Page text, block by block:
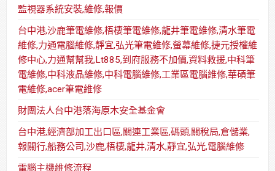
監視器系統安裝,維修,報價
台中港,沙鹿筆電維修,梧棲筆電維修,龍井筆電維修,清水筆電
維修,力通電腦維修,靜宜,弘光筆電維修,螢幕維修,捷元授權維
修中心,力通幫幫我,Lt885,到府服務不加價,資料救援,中科筆
電維修,中科液晶維修,中科電腦維修,工業區電腦維修,華碩筆
電維修,acer筆電維修
財團法人台中港落海原木安全基金會
台中港,經濟部加工出口區,關連工業區,碼頭,關稅局,倉儲業,
報關行,船務公司,沙鹿,梧棲,龍井,清水,靜宜,弘光,電腦維修
電腦主機維修流程